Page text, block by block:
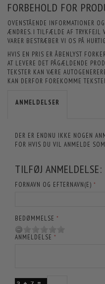
FORBEHOLD FOR
OVENSTÅENDE INFORMATIONER
ÆNDRES. I TILFÆLDE AF TRYKFEJL
VARER BESTRÆBER VI OS PÅ
HVIS EN PRIS ER ÅBENLYST
AT LEVERE DET PÅGÆLDENDE
TEKSTER KAN VÆRE
KAN DERFOR FOREKOMME
ANMELDELSER
DER ER ENDNU IKKE NOGEN
FOR HVIS DU VIL ANMELDE
TILFØJ ANMELDELSE:
FORNAVN OG EFTERNAVN(E)
BEDØMMELSE
ANMELDELSE